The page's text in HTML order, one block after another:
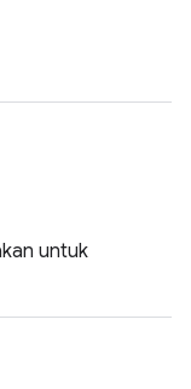
untuk